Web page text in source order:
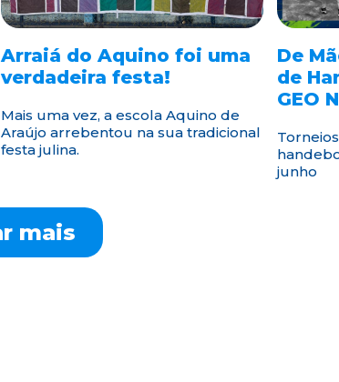
Arraiá do Aquino foi uma
verdadeira festa!
Mais uma vez, a escola Aquino de
Araújo arrebentou na sua tradicional
festa julina.
De
de
GEO
junho